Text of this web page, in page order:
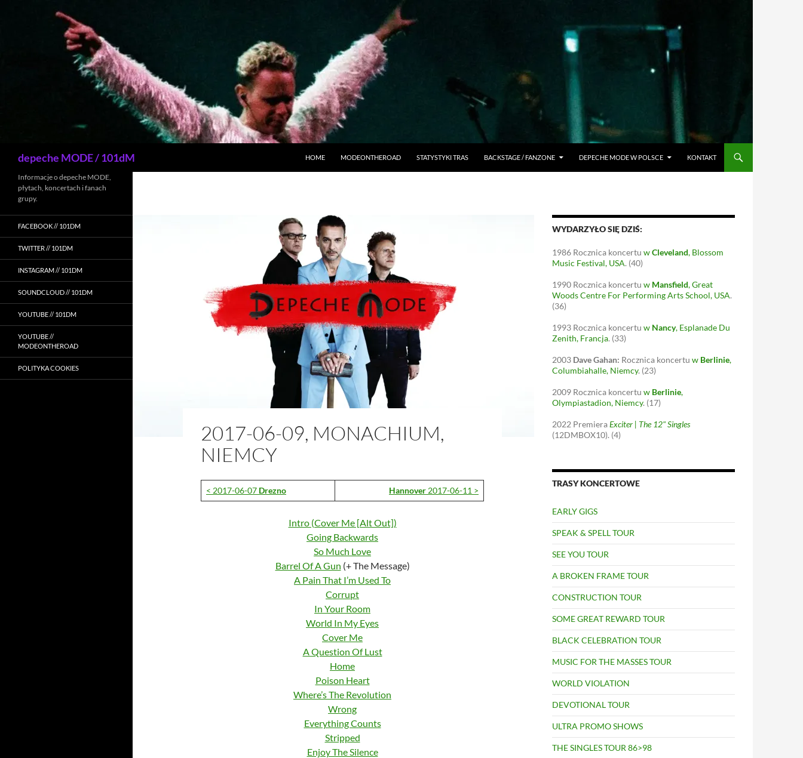
depeche MODE / 101dM HOME MODEONTHEROAD STATYSTYKI TRAS BACKSTAGE / FANZONE DEPECHE MODE W POLSCE KONTAKT
2017-06-09, MONACHIUM,
NIEMCY
< 2017-06-07 Drezno Hannover 2017-06-11 >
Intro (Cover Me [Alt Out])
Going Backwards
So Much Love
Barrel Of A Gun (+ The Message)
A Pain That I’m Used To
Corrupt
In Your Room
World In My Eyes
Cover Me
A Question Of Lust
Home
Poison Heart
Where’s The Revolution
Wrong
Everything Counts
Stripped
Enjoy The Silence
WYDARZYŁO SIĘ DZIŚ:
1986 Rocznica koncertu wCleveland, Blossom
Music Festival, USA. (40)
1990 Rocznica koncertu w Mansfield, Great
Woods Centre For Performing Arts School, USA.
(36)
1993 Rocznica koncertu w Nancy, Esplanade Du
Zenith, Francja. (33)
2003 Dave Gahan: Rocznica koncertu w Berlinie,
Columbiahalle, Niemcy. (23)
2009 Rocznica koncertu w Berlinie,
Olympiastadion, Niemcy. (17)
2022 PremieraExciter | The 12" Singles
(12DMBOX10). (4)
TRASY KONCERTOWE
EARLY GIGS
SPEAK & SPELL TOUR
SEE YOU TOUR
A BROKEN FRAME TOUR
CONSTRUCTION TOUR
SOME GREAT REWARD TOUR
BLACK CELEBRATION TOUR
MUSIC FOR THE MASSES TOUR
WORLD VIOLATION
DEVOTIONAL TOUR
ULTRA PROMO SHOWS
THE SINGLES TOUR 86>98
Informacje o depeche MODE,
płytach, koncertach i fanach
grupy.
FACEBOOK // 101DM
TWITTER // 101DM
INSTAGRAM // 101DM
SOUNDCLOUD // 101DM
YOUTUBE // 101DM
YOUTUBE //
MODEONTHEROAD
POLITYKA COOKIES